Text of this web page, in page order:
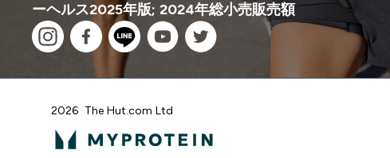
ーヘルス2025年版; 2024年総小売販売額
2026 The Hut.com Ltd